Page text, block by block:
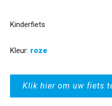
Kinderfiets
Kleur: roze
Klik hier om uw fiets